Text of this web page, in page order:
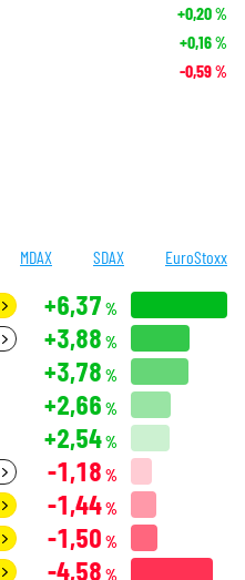
+0,20%
+0,16%
-0,59%
MDAX SDAX EuroStoxx
+6,37 %
+3,88 %
+3,78 %
+2,66 %
+2,54%
-1,18 %
-1,44%
-1,50 %
-4,58 %